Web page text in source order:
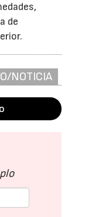
de
NOTICIA